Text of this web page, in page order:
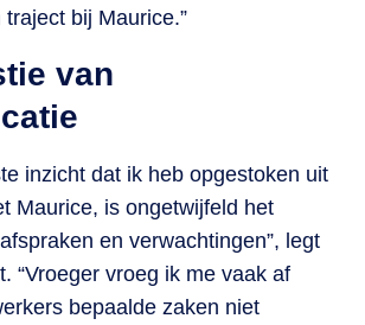
bij Maurice.”
van
inzicht dat ik heb opgestoken uit
Maurice, is ongetwijfeld het
en verwachtingen”, legt
“Vroeger vroeg ik me vaak af
bepaalde zaken niet